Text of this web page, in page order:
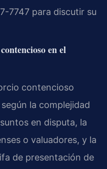
7747 para discutir su
en el
contencioso
la complejidad
en disputa, la
o valuadores, y la
de presentación de